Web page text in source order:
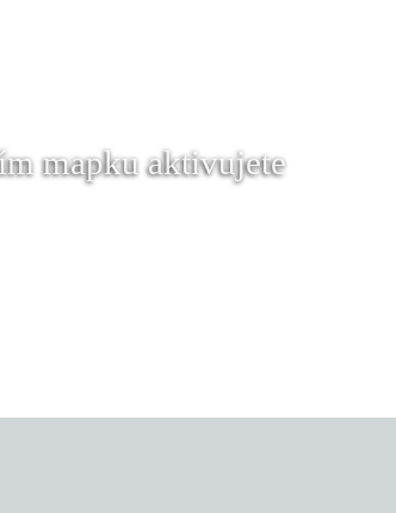
mapku aktivujete